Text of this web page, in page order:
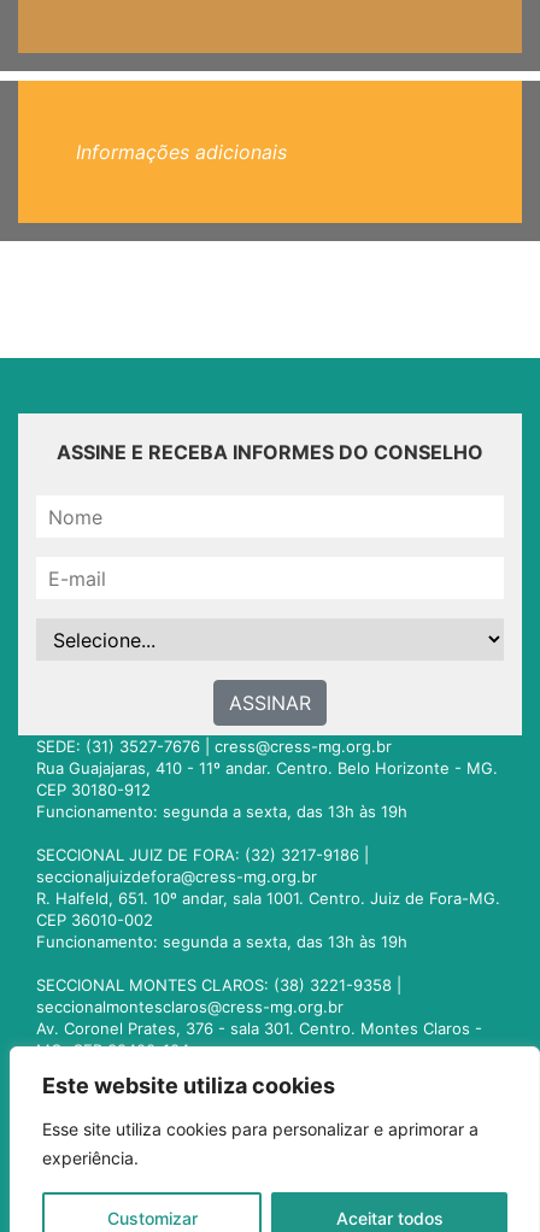
Este website utiliza cookies
Esse site utiliza cookies para personalizar e aprimorar a
experiência.
Customizar Aceitar todos
Informações adicionais
ASSINE E RECEBA INFORMES DO CONSELHO
ASSINAR
SEDE: (31) 3527-7676 | cress@cress-mg.org.br
Rua Guajajaras, 410 - 11º andar. Centro. Belo Horizonte - MG.
CEP 30180-912
Funcionamento: segunda a sexta, das 13h às 19h
SECCIONAL JUIZ DE FORA: (32) 3217-9186 |
seccionaljuizdefora@cress-mg.org.br
R. Halfeld, 651. 10º andar, sala 1001. Centro. Juiz de Fora-MG.
CEP 36010-002
Funcionamento: segunda a sexta, das 13h às 19h
SECCIONAL MONTES CLAROS: (38) 3221-9358 |
seccionalmontesclaros@cress-mg.org.br
Av. Coronel Prates, 376 - sala 301. Centro. Montes Claros -
MG. CEP 39400-104
seccionaluberlandia@cress-mg.org.br
Av. Afonso Pena, 547 - sala 101. Uberlândia - MG. CEP